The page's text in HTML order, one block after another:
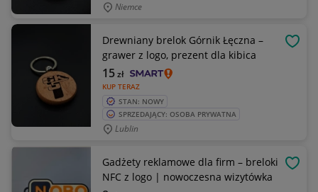
Niemce
Drewniany brelok Górnik Łęczna –
grawer z logo, prezent dla kibica
KUP TERAZ
15zł
STAN: NOWY
SPRZEDAJĄCY: OSOBA PRYWATNA
Lublin
Gadżety reklamowe dla firm – breloki
NFC z logo | nowoczesna wizytówka